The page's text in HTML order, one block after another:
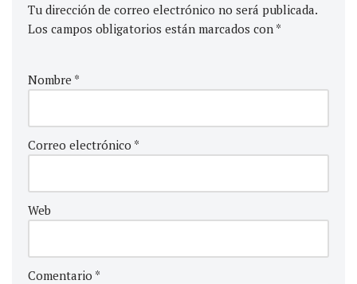
Tu dirección de correo electrónico no será publicada.
Los campos obligatorios están marcados con *
Nombre *
Correo electrónico *
Web
Comentario *